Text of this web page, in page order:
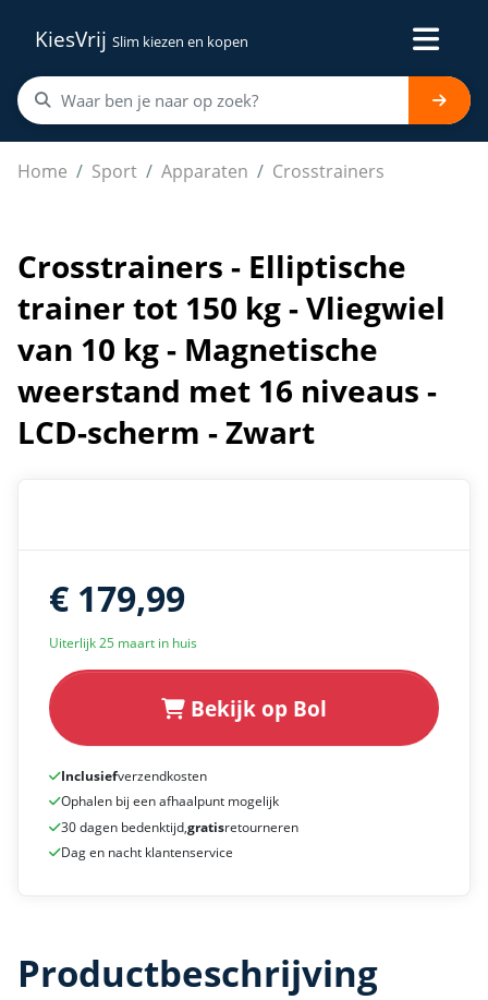
KiesVrij Slim kiezen en kopen
Home Sport Apparaten Crosstrainers
Crosstrainers - Elliptische trainer tot 150 kg - Vliegwiel
Crosstrainers - Elliptische
trainer tot 150 kg - Vliegwiel
van 10 kg - Magnetische
weerstand met 16 niveaus -
LCD-scherm - Zwart
€ 179,99
Uiterlijk 25 maart in huis
Bekijk op Bol
Inclusiefverzendkosten
Ophalen bij een afhaalpunt mogelijk
30 dagen bedenktijd,gratisretourneren
Dag en nacht klantenservice
Productbeschrijving